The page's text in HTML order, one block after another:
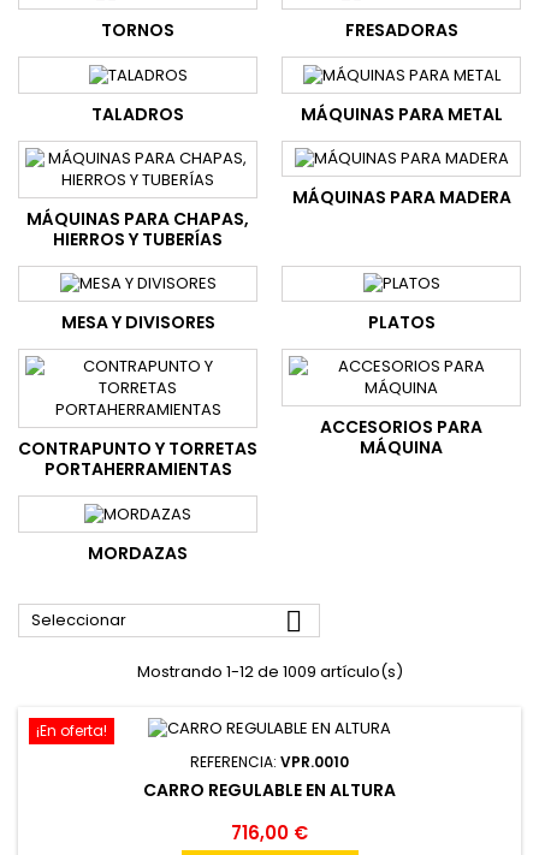
TORNOS FRESADORAS
TALADROS MÁQUINAS PARA METAL
MÁQUINAS PARA CHAPAS,
HIERROS Y TUBERÍAS
MÁQUINAS PARA MADERA
MESA Y DIVISORES PLATOS
CONTRAPUNTO Y TORRETAS
PORTAHERRAMIENTAS
ACCESORIOS PARA
MÁQUINA
MORDAZAS
Seleccionar 
Mostrando 1-12 de 1009 artículo(s)
¡En oferta!
REFERENCIA: VPR.0010
CARRO REGULABLE EN ALTURA
716,00 €